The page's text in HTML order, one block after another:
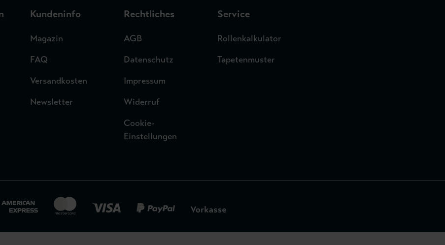
Kundeninfo
Magazin
FAQ
Versandkosten
Newsletter
Rechtliches
AGB
Datenschutz
Impressum
Widerruf
Cookie-
Einstellungen
Service
Rollenkalkulator
Tapetenmuster